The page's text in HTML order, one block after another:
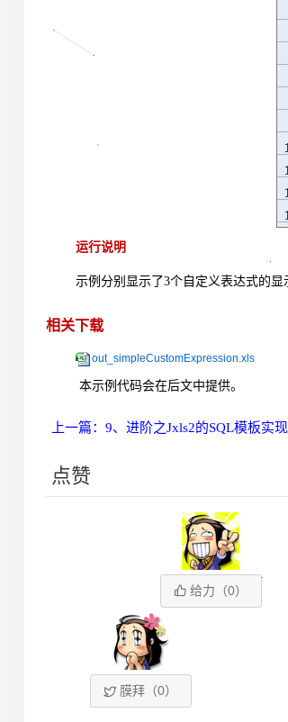
运行说明
示例分别显示了3个自定义表达式的显
相关下载
out_simpleCustomExpression.xls
本示例代码会在后文中提供。
上一篇：9、进阶之Jxls2的SQL模板实现
点赞
给力（0）
膜拜（0）